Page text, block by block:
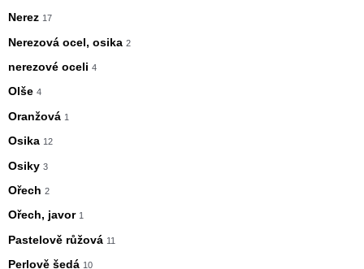
Nerez 17
Nerezová ocel, osika 2
nerezové oceli 4
Olše 4
Oranžová 1
Osika 12
Osiky 3
Ořech 2
Ořech, javor 1
Pastelově růžová 11
Perlově šedá 10